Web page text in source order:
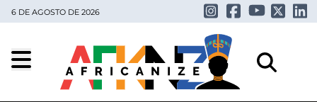
6 DE AGOSTO DE 2026